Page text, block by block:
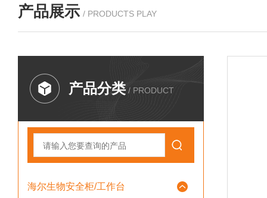
产品展示 / PRODUCTS PLAY
产品分类 / PRODUCT
海尔生物安全柜/工作台